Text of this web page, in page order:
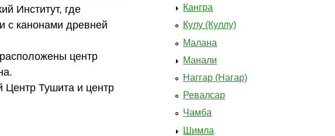
Институт, где
с канонами древней
расположены центр
Центр Тушита и центр
Кангра
Кулу (Куллу)
Малана
Манали
Наггар (Нагар)
Ревалсар
Чамба
Шимла